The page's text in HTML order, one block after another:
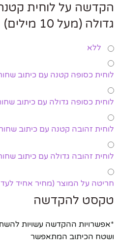
גדולה (מעל 10 מילים)
ללא
לוחית כסופה קטנה עם כיתוב
לוחית כסופה גדולה עם כיתוב
לוחית זהובה קטנה עם כיתוב
לוחית זהובה גדולה עם כיתוב
חריטה על המוצר (מחיר אחיד לעד 400 יח')
טקסט להקדשה
*אפשרויות ההקדשה עשויות
ושטח הכיתוב המתאפשר